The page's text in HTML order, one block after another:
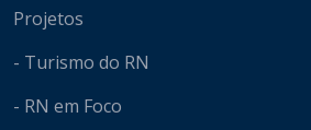
Projetos
- Turismo do RN
- RN em Foco